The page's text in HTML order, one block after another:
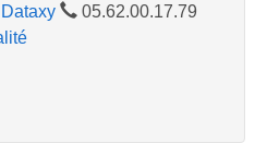
Dataxy
05.62.00.17.79